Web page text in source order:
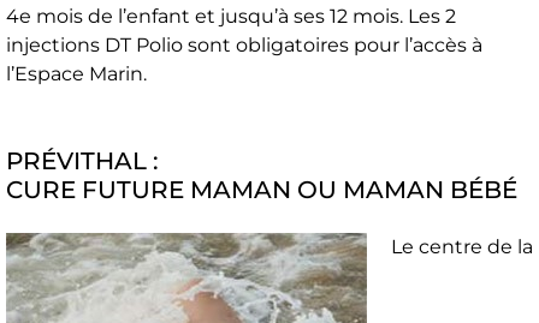
4e mois de l’enfant et jusqu’à ses 12 mois. Les 2
injections DT Polio sont obligatoires pour l’accès à
l’Espace Marin.
PRÉVITHAL :
CURE FUTURE MAMAN OU MAMAN BÉBÉ
Le centre de la